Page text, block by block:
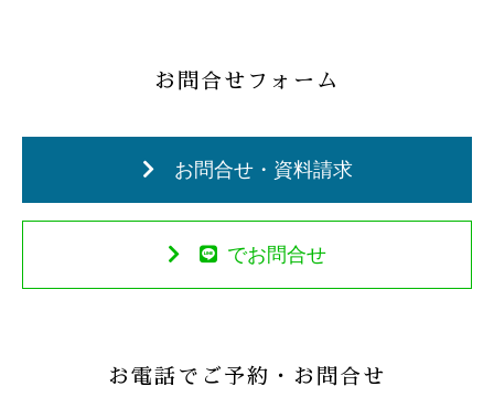
お問合せフォーム
お問合せ・資料請求
でお問合せ
お電話でご予約・お問合せ